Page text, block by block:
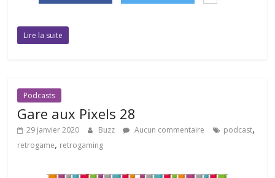
Lire la suite
Podcasts
Gare aux Pixels 28
29 janvier 2020 Buzz Aucun commentaire podcast,
retrogame, retrogaming